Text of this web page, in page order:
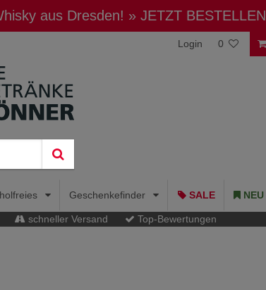
aus Dresden! » JETZT BESTELLEN
Login 0
Geschenkefinder SALE NEU
schneller Versand Top-Bewertungen